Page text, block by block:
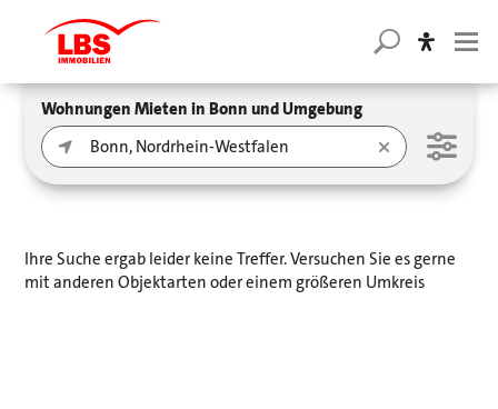
Wohnungen Mieten in Bonn und Umgebung
Ihre Suche ergab leider keine Treffer. Versuchen Sie es gerne
mit anderen Objektarten oder einem größeren Umkreis